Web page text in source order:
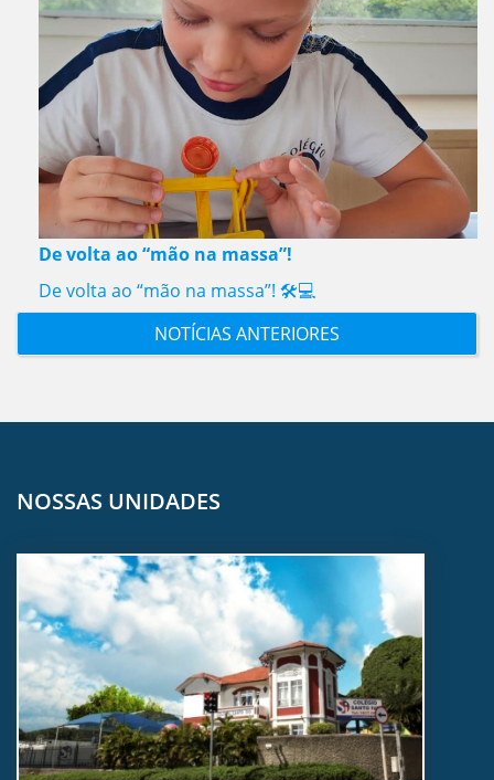
De volta ao “mão na massa”!
De volta ao “mão na massa”! 🛠️💻
NOTÍCIAS ANTERIORES
NOSSAS UNIDADES